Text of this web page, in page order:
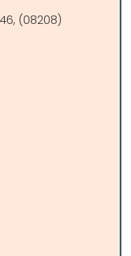
(08208)